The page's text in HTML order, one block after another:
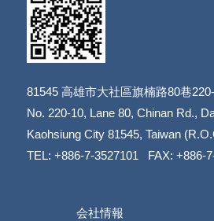
81545高雄市大社區旗楠路80巷
​​​​​​​No. 220-10, Lane 80, Chinan Rd.,
​​​​​​​Kaohsiung City 81545, Taiwan
TEL: +886-7-3527101 FAX: +886-
会社情報